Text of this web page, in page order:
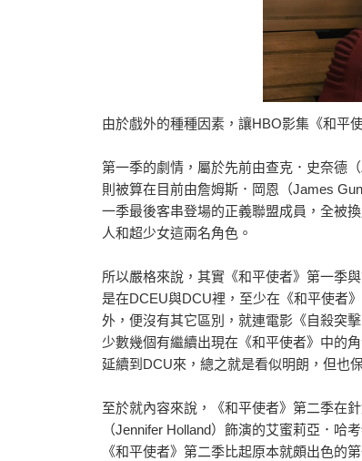
由於戲外的種種因素，讓HBO影集《和平
第一季的劇情，屬於先前由查克．史奈德
則被算在目前由詹姆斯．岡恩（James
一季最後客串登場的正義聯盟成員，全被
人和超少女這兩名角色。
所以嚴格來說，其實《和平使者》第一季
是在DCEU與DCU裡，至少在《和平使者
外，便沒有其它區別，就連電影《自殺突
少數幾個有繼續出現在《和平使者》中的
延續到DCU來，總之就是看似明朗，但也
至於就內容來說，《和平使者》第二季在
（Jennifer Holland）飾演的艾蜜莉亞．
《和平使者》第二季比起原本就頗出色的